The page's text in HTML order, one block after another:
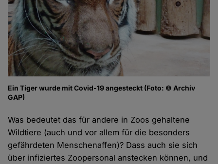
Ein Tiger wurde mit Covid-19 angesteckt (Foto: © Archiv
GAP)
Was bedeutet das für andere in Zoos gehaltene
Wildtiere (auch und vor allem für die besonders
gefährdeten Menschenaffen)? Dass auch sie sich
über infiziertes Zoopersonal anstecken können, und